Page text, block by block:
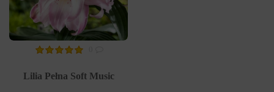
Lilia Pełna Soft Music